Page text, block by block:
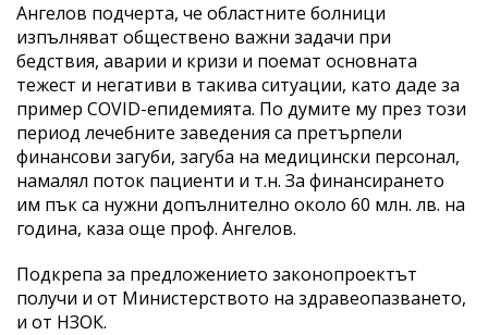
Ангелов подчерта, че областните болници
изпълняват обществено важни задачи при
бедствия, аварии и кризи и поемат основната
тежест и негативи в такива ситуации, като даде за
пример COVID-епидемията. По думите му през този
период лечебните заведения са претърпели
финансови загуби, загуба на медицински персонал,
намалял поток пациенти и т.н. За финансирането
им пък са нужни допълнително около 60 млн. лв. на
година, каза още проф. Ангелов.
Подкрепа за предложението законопроектът
получи и от Министерството на здравеопазването,
и от НЗОК.